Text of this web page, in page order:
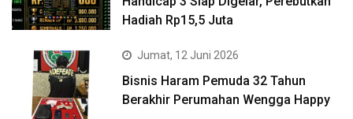
Hadiah Rp15,5 Juta
Jumat, 12 Juni 2026
Bisnis Haram Pemuda 32 Tahun
Berakhir Perumahan Wengga Happy